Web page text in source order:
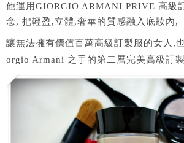
他運用GIORGIO ARMANI PRIVE 高級
念, 把輕盈,立體,奢華的質感融入底妝內,
讓無法擁有價值百萬高級訂製服的女人,
orgio Armani 之手的第二層完美高級訂